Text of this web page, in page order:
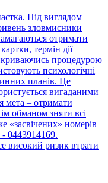
Під виглядом
зловмисники
отримати
термін дії
процедурою
психологічні
планів. Це
вигаданими
мета – отримати
обманом зняти всі
«засвічених» номерів
0443914169.
високий ризик втрати